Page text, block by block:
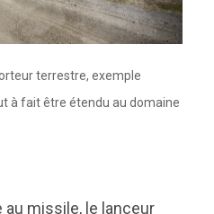
terrestre, exemple
à fait être étendu au domaine
au missile, le lanceur